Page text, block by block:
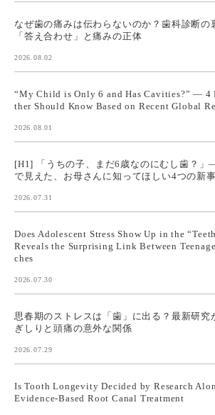
なぜ歯の痛みは伝わらないのか？歯科診断の
「答え合わせ」と痛みの正体
2026.08.02
“My Child is Only 6 and Has Cavities?” — 4
ther Should Know Based on Recent Global
2026.08.01
[H1] 「うちの子、まだ6歳なのにむし歯？」
で見えた、お母さんに知ってほしい4つの新
2026.07.31
Does Adolescent Stress Show Up in the
Reveals the Surprising Link Between
ches
2026.07.30
思春期のストレスは「歯」に出る？最新研究
ぎしりと頭痛の意外な関係
2026.07.29
Is Tooth Longevity Decided by Research
Evidence-Based Root Canal Treatment